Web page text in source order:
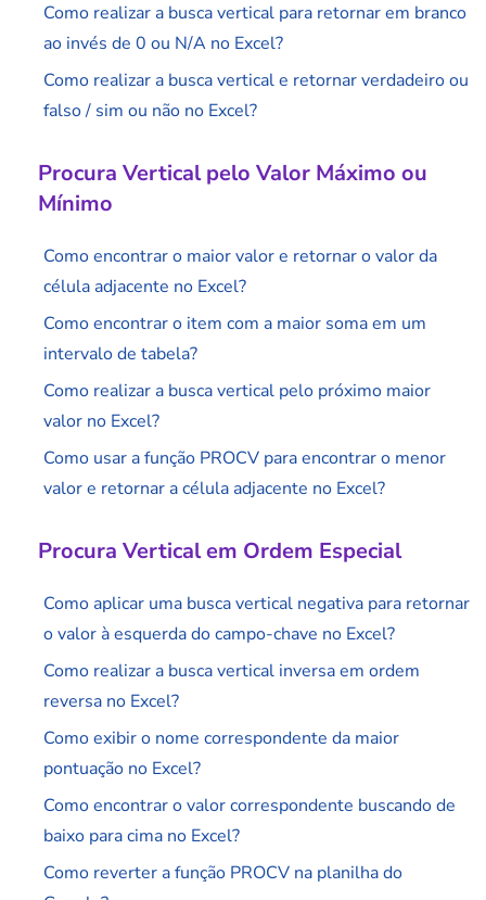
Como realizar a busca vertical para retornar em branco
ao invés de 0 ou N/A no Excel?
Como realizar a busca vertical e retornar verdadeiro ou
falso / sim ou não no Excel?
Procura Vertical pelo Valor Máximo ou
Mínimo
Como encontrar o maior valor e retornar o valor da
célula adjacente no Excel?
Como encontrar o item com a maior soma em um
intervalo de tabela?
Como realizar a busca vertical pelo próximo maior
valor no Excel?
Como usar a função PROCV para encontrar o menor
valor e retornar a célula adjacente no Excel?
Procura Vertical em Ordem Especial
Como aplicar uma busca vertical negativa para retornar
o valor à esquerda do campo-chave no Excel?
Como realizar a busca vertical inversa em ordem
reversa no Excel?
Como exibir o nome correspondente da maior
pontuação no Excel?
Como encontrar o valor correspondente buscando de
baixo para cima no Excel?
Como reverter a função PROCV na planilha do